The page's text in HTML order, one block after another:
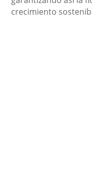
crecimiento